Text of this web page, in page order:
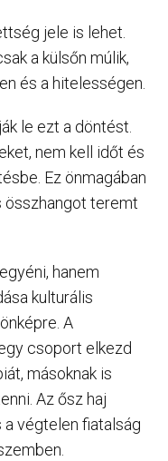
jele is lehet.
a külsőn múlik,
és a hitelességen.
le ezt a döntést.
nem kell időt és
Ez önmagában
összhangot teremt
hanem
kulturális
A
csoport elkezd
másoknak is
Az ősz haj
végtelen fiatalság